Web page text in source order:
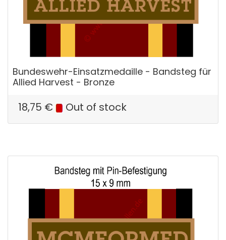
Bundeswehr-Einsatzmedaille - Bandsteg für
Allied Harvest - Bronze
18,75 € Out of stock